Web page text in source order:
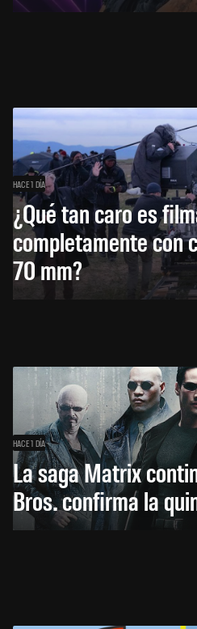
HACE 1 DÍA
¿Qué tan caro es
completamente con
70 mm?
HACE 1 DÍA
La saga Matrix
Bros. confirma la